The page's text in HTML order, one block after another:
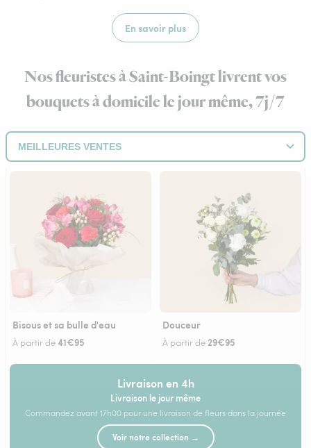
En savoir plus
Nos fleuristes à Saint-Boingt livrent vos
bouquets à domicile le jour même, 7j/7
Bisous et sa bulle d'eau
À partir de41€95
Douceur
À partir de29€95
Livraison en 4h
Livraison le jour même
Commandez avant 17h00 pour une livraison de fleurs dans la journée
Voir notre collection →